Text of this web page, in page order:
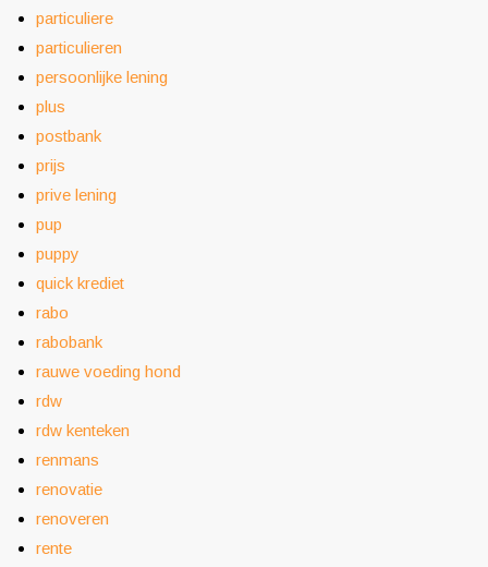
particuliere
particulieren
persoonlijke lening
plus
postbank
prijs
prive lening
pup
puppy
quick krediet
rabo
rabobank
rauwe voeding hond
rdw
rdw kenteken
renmans
renovatie
renoveren
rente